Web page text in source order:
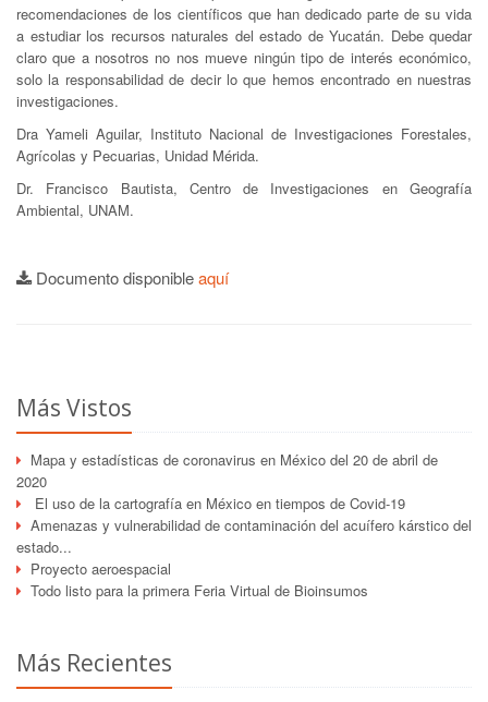
recomendaciones de los científicos que han dedicado parte de su vida
a estudiar los recursos naturales del estado de Yucatán. Debe quedar
claro que a nosotros no nos mueve ningún tipo de interés económico,
solo la responsabilidad de decir lo que hemos encontrado en nuestras
investigaciones.
Dra Yameli Aguilar, Instituto Nacional de Investigaciones Forestales,
Agrícolas y Pecuarias, Unidad Mérida.
Dr. Francisco Bautista, Centro de Investigaciones en Geografía
Ambiental, UNAM.
Documento disponibleaquí
Más Vistos
Mapa y estadísticas de coronavirus en México del 20 de abril de
2020
El uso de la cartografía en México en tiempos de Covid-19
Amenazas y vulnerabilidad de contaminación del acuífero kárstico del
estado...
Proyecto aeroespacial
Todo listo para la primera Feria Virtual de Bioinsumos
Más Recientes